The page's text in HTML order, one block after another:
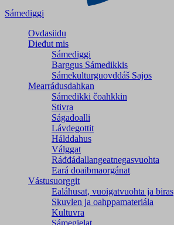
Sámediggi
Ovdasiidu
Dieđut mis
Sámediggi
Barggus Sámedikkis
Sámekulturguovddáš Sajos
Mearrádusdahkan
Sámedikki čoahkkin
Stivra
Ságadoalli
Lávdegottit
Hálddahus
Válggat
Ráđđádallangeatnegas­vuohta
Eará doaibmaorgánat
Vástusuorggit
Ealáhusat, vuoigatvuohta ja biras
Skuvlen ja oahppamateriála
Kultuvra
Sámegielat